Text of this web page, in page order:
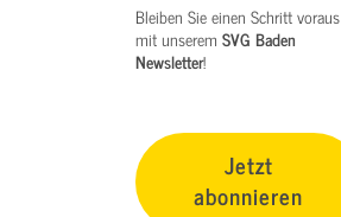
Bleiben Sie einen Schritt voraus
mit unserem SVG Baden
Newsletter!
Jetzt
abonnieren